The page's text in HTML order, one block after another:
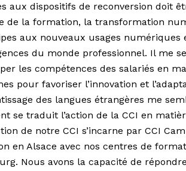
aux dispositifs de reconversion doit
de la formation, la transformation
aux nouveaux usages
du monde professionnel. Il me
les compétences des salariés en
pour favoriser l’innovation et
des langues étrangères me
se traduit l’action de la CCI en
de notre CCI s’incarne par CCI
en Alsace avec nos centres de
Nous avons la capacité de